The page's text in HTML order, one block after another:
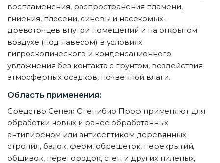
воспламенения, распространения пламени,
гниения, плесени, синевы и насекомых-
древоточцев внутри помещений и на открытом
воздухе (под навесом) в условиях
гигроскопического и конденсационного
увлажнения без контакта с грунтом, воздействия
атмосферных осадков, почвенной влаги.
Область применения:
Средство Сенеж Огенибио Проф применяют для
обработки новых и ранее обработанных
антипиреном или антисептиком деревянных
стропил, балок, ферм, обрешеток, перекрытий,
обшивок, перегородок, стен и других пиленых,